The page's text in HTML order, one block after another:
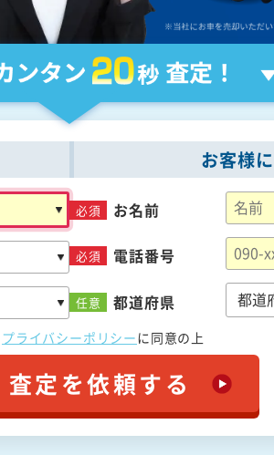
お客様
必須 お名前
必須 電話番号
任意 都道府県
プライバシーポリシーに同意の上
査定を依頼する